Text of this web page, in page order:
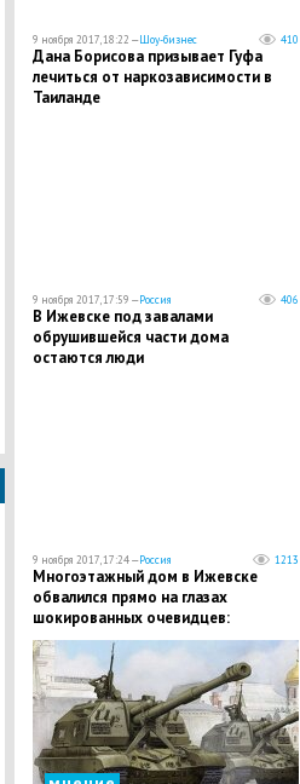
9 ноября 2017, 18:22 —Шоу-бизнес 410
​Дана Борисова призывает Гуфа
лечиться от наркозависимости в
Таиланде
9 ноября 2017, 17:59 —Россия 406
В Ижевске под завалами
обрушившейся части дома
остаются люди
9 ноября 2017, 17:24 —Россия 1213
Многоэтажный дом в Ижевске
обвалился прямо на глазах
шокированных очевидцев:
появились новые кадры с места ЧП